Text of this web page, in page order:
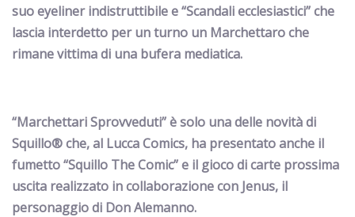
suo eyeliner indistruttibile e “Scandali ecclesiastici” che
lascia interdetto per un turno un Marchettaro che
rimane vittima di una bufera mediatica.
“Marchettari Sprovveduti” è solo una delle novità di
Squillo® che, al Lucca Comics, ha presentato anche il
fumetto “Squillo The Comic” e il gioco di carte prossima
uscita realizzato in collaborazione con Jenus, il
personaggio di Don Alemanno.